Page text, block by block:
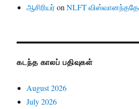
ஆசிரியர்onNLFT
கடந்த காலப் பதிவுகள்
August 2026
July 2026